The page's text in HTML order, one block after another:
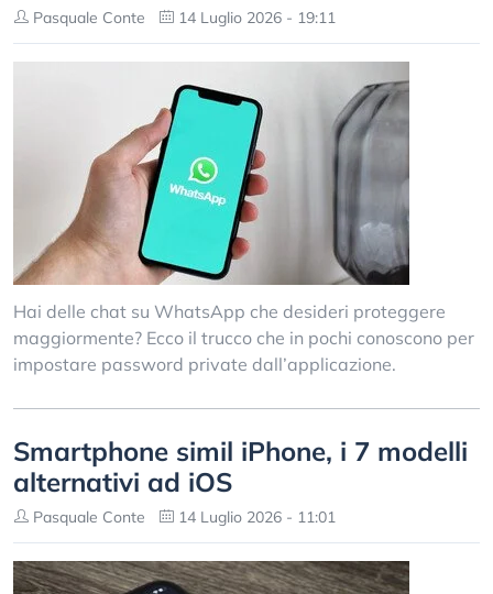
Pasquale Conte 14 Luglio 2026 - 19:11
Hai delle chat su WhatsApp che desideri proteggere
maggiormente? Ecco il trucco che in pochi conoscono per
impostare password private dall’applicazione.
Smartphone simil iPhone, i 7 modelli
alternativi ad iOS
Pasquale Conte 14 Luglio 2026 - 11:01